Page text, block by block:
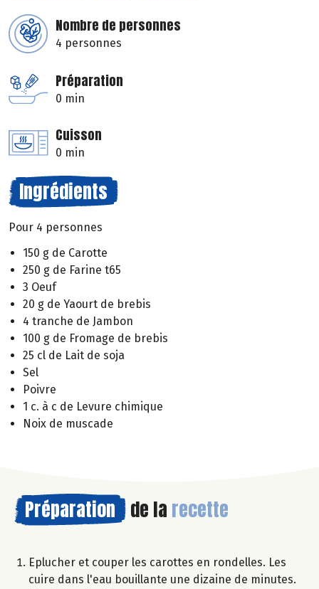
Nombre de personnes
4 personnes
Préparation
0 min
Cuisson
0 min
Ingrédients
Pour 4 personnes
150 g de Carotte
250 g de Farine t65
3 Oeuf
20 g de Yaourt de brebis
4 tranche de Jambon
100 g de Fromage de brebis
25 cl de Lait de soja
Sel
Poivre
1 c. à c de Levure chimique
Noix de muscade
Préparation de la recette
Eplucher et couper les carottes en rondelles. Les
cuire dans l'eau bouillante une dizaine de minutes.